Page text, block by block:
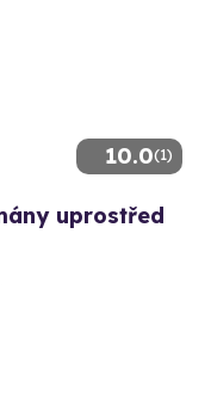
10.0(1)
uprostřed